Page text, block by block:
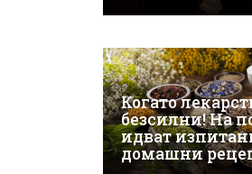
Когато
безсилни! На
идват
домашни